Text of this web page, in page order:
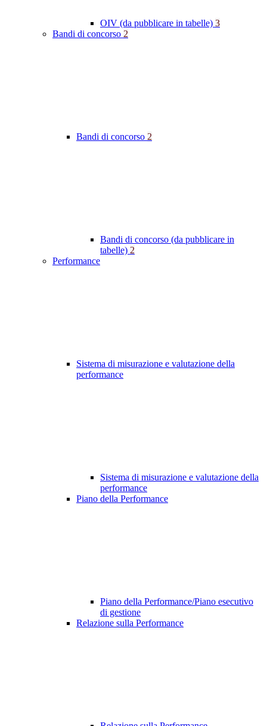
OIV (da pubblicare in tabelle) 3
Bandi di concorso 2
Bandi di concorso 2
Bandi di concorso (da pubblicare in
tabelle) 2
Performance
Sistema di misurazione e valutazione della
performance
Sistema di misurazione e valutazione della
performance
Piano della Performance
Piano della Performance/Piano esecutivo
di gestione
Relazione sulla Performance